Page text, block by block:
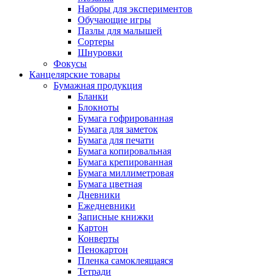
Наборы для экспериментов
Обучающие игры
Пазлы для малышей
Сортеры
Шнуровки
Фокусы
Канцелярские товары
Бумажная продукция
Бланки
Блокноты
Бумага гофрированная
Бумага для заметок
Бумага для печати
Бумага копировальная
Бумага крепированная
Бумага миллиметровая
Бумага цветная
Дневники
Ежедневники
Записные книжки
Картон
Конверты
Пенокартон
Пленка самоклеящаяся
Тетради